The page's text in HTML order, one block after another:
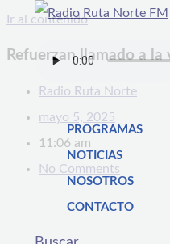
Ir al contenido
PROGRAMAS
NOTICIAS
NOSOTROS
CONTACTO
Refuerzan llamado a
Radio Ruta Norte
mayo 5, 2025
11:06 am
No Comments